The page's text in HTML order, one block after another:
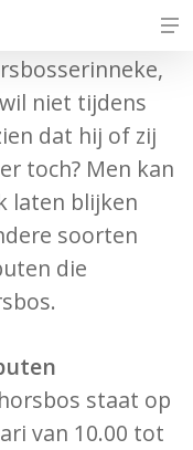
niet tijdens
dat hij of zij
toch? Men kan
laten blijken
soorten
die
staat op
van 10.00 tot
Close